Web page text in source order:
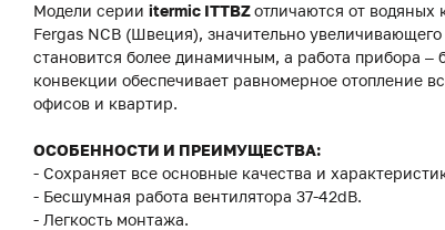
Модели серии itermic ITTBZотличаются от водяных
Fergas NCB (Швеция), значительно
становится более динамичным, а работа прибора
конвекции обеспечивает равномерное отопление
офисов и квартир.
ОСОБЕННОСТИ И ПРЕИМУЩЕСТВА:
- Сохраняет все основные качества и
- Бесшумная работа вентилятора 37-42dB.
- Легкость монтажа.